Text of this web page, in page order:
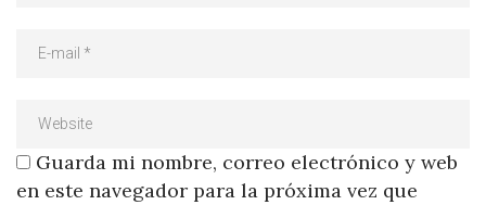
Guarda mi nombre, correo electrónico y web
en este navegador para la próxima vez que